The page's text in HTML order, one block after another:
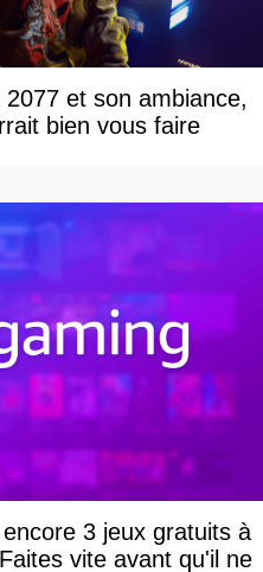
et son ambiance,
bien vous faire
3 jeux gratuits à
vite avant qu'il ne